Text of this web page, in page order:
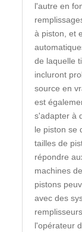
l'autre en
à piston, et
de laquelle
incluront
source en
est
s'adapter à
le piston se
tailles de
répondre
machines
pistons
avec des
l'opérateur